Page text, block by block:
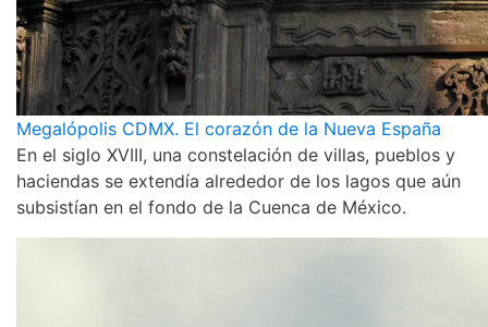
Megalópolis CDMX. El corazón de la Nueva España
En el siglo XVIII, una constelación de villas, pueblos y
haciendas se extendía alrededor de los lagos que aún
subsistían en el fondo de la Cuenca de México.